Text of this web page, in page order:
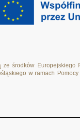
ze środków
w ramach